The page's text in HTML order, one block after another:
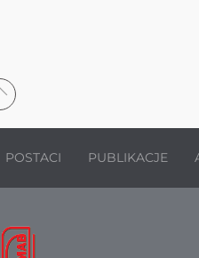
POSTACI PUBLIKACJE